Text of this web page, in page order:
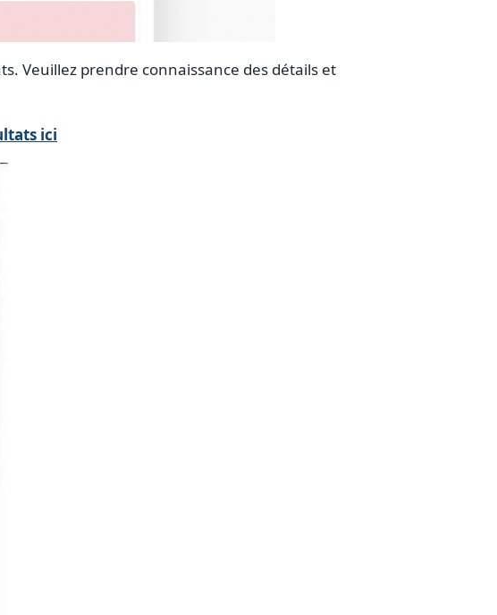
Veuillez prendre connaissance des détails et
ici